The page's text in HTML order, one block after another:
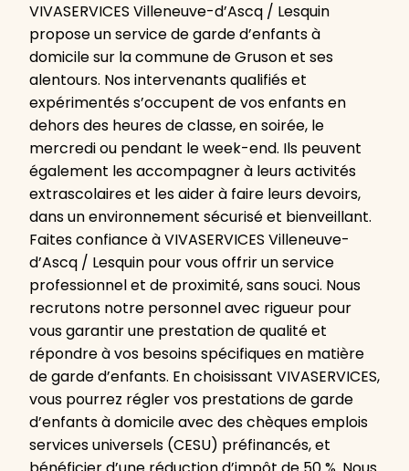
VIVASERVICES Villeneuve-d’Ascq / Lesquin
propose un service de garde d’enfants à
domicile sur la commune de Gruson et ses
alentours. Nos intervenants qualifiés et
expérimentés s’occupent de vos enfants en
dehors des heures de classe, en soirée, le
mercredi ou pendant le week-end. Ils peuvent
également les accompagner à leurs activités
extrascolaires et les aider à faire leurs devoirs,
dans un environnement sécurisé et bienveillant.
Faites confiance à VIVASERVICES Villeneuve-
d’Ascq / Lesquin pour vous offrir un service
professionnel et de proximité, sans souci. Nous
recrutons notre personnel avec rigueur pour
vous garantir une prestation de qualité et
répondre à vos besoins spécifiques en matière
de garde d’enfants. En choisissant VIVASERVICES,
vous pourrez régler vos prestations de garde
d’enfants à domicile avec des chèques emplois
services universels (CESU) préfinancés, et